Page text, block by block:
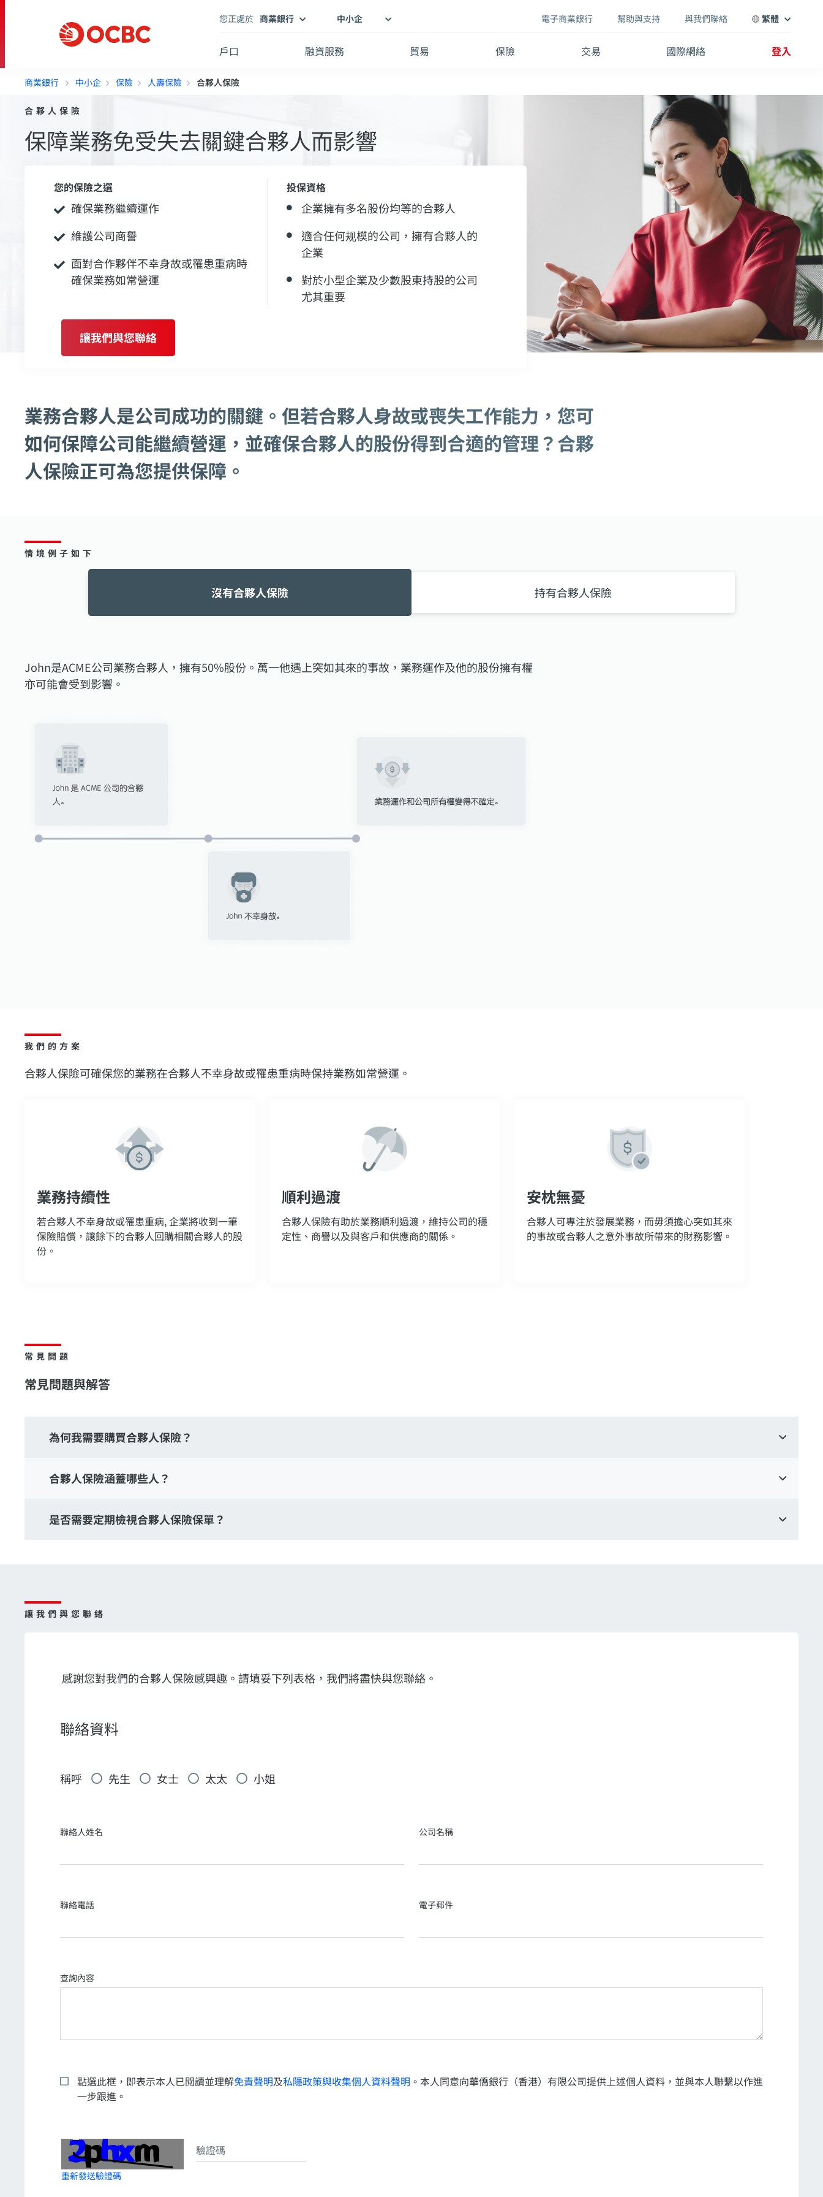
戶口 融資服務 貿易 保險 交易 國際網絡 登入
您正處於 商業銀行 中小企 電子商業銀行 幫助與支持 與我們聯絡 繁體
商業銀行 中小企 保險 人壽保險 合夥人保險
合夥人保險
保障業務免受失去關鍵合夥人而影響
您的保險之選
確保業務繼續運作
維護公司商譽
面對合作夥伴不幸身故或罹患重病時
確保業務如常營運
投保資格
企業擁有多名股份均等的合夥人
適合任何规模的公司，擁有合夥人的
企業
對於小型企業及少數股東持股的公司
尤其重要
讓我們與您聯絡
業務合夥人是公司成功的關鍵。但若合夥人身故或喪失工作能力，您可
如何保障公司能繼續營運，並確保合夥人的股份得到合適的管理？合夥
人保險正可為您提供保障。
情境例子如下
沒有合夥人保險 持有合夥人保險
John是ACME公司業務合夥人，擁有50%股份。萬一他遇上突如其來的事故，業務運作及他的股份擁有權
亦可能會受到影響。
我們的方案
合夥人保險可確保您的業務在合夥人不幸身故或罹患重病時保持業務如常營運。
業務持續性
若合夥人不幸身故或罹患重病, 企業將收到一筆
保險賠償，讓餘下的合夥人回購相關合夥人的股
份。
順利過渡
合夥人保險有助於業務順利過渡，維持公司的穩
定性、商譽以及與客戶和供應商的關係。
安枕無憂
合夥人可專注於發展業務，而毋須擔心突如其來
的事故或合夥人之意外事故所帶來的財務影響。
常見問題
常見問題與解答
為何我需要購買合夥人保險？
合夥人保險涵蓋哪些人？
是否需要定期檢視合夥人保險保單？
讓我們與您聯絡
感謝您對我們的合夥人保險感興趣。請填妥下列表格，我們將盡快與您聯絡。
聯絡資料
稱呼 先生 女士 太太 小姐
聯絡人姓名 公司名稱
聯絡電話 電子郵件
查詢內容
點選此框，即表示本人已閱讀並理解免責聲明及私隱政策與收集個人資料聲明 。本人同意向華僑銀行（香港）有限公司提供上述個人資料，並與本人聯繫以作進
一步跟進。
重新發送驗證碼